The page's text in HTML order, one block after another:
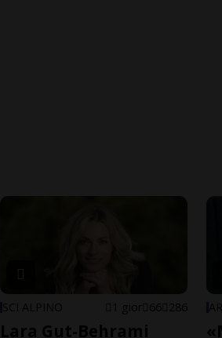
SCI ALPINO 1 gior 66 286
Lara Gut-Behrami